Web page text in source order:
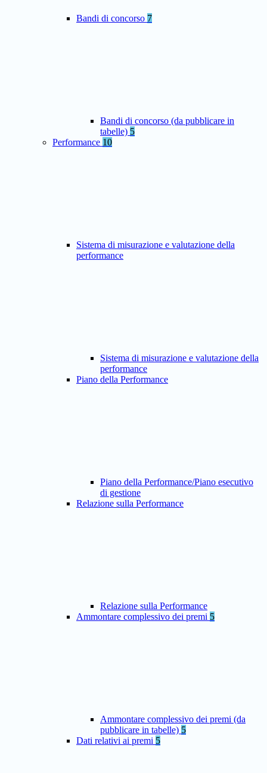
Bandi di concorso 7
Bandi di concorso (da pubblicare in
tabelle) 5
Performance 10
Sistema di misurazione e valutazione della
performance
Sistema di misurazione e valutazione della
performance
Piano della Performance
Piano della Performance/Piano esecutivo
di gestione
Relazione sulla Performance
Relazione sulla Performance
Ammontare complessivo dei premi 5
Ammontare complessivo dei premi (da
pubblicare in tabelle) 5
Dati relativi ai premi 5